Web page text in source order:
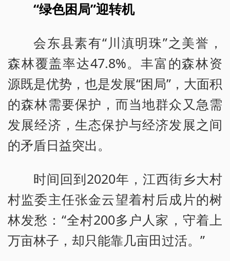
“绿色困局”迎转机
会东县素有“川滇明珠”之美誉，
森林覆盖率达47.8%。丰富的森林资
源既是优势，也是发展“困局”，大面积
的森林需要保护，而当地群众又急需
发展经济，生态保护与经济发展之间
的矛盾日益突出。
时间回到2020年，江西街乡大村
村监委主任张金云望着村后成片的树
林发愁：“全村200多户人家，守着上
万亩林子，却只能靠几亩田过活。”